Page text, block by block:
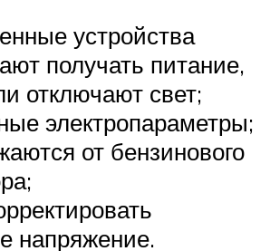
устройства
получать питание,
отключают свет;
электропараметры;
от бензинового
напряжение.